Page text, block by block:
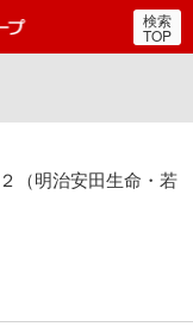
郵便局・日本郵政グルー
検索
TOP
（明治安田生命・若